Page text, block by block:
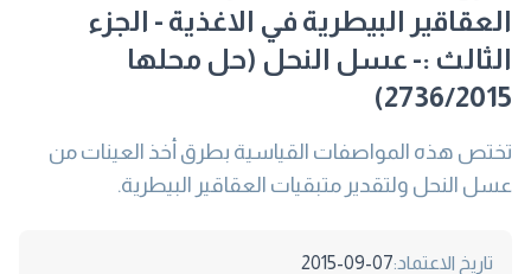
العقاقير البيطرية في الاغذية - الجزء
الثالث :- عسل النحل (حل محلها
2736/2015)
تختص هذه المواصفات القياسية بطرق أخذ العينات من
عسل النحل ولتقدير متبقيات العقاقير البيطرية.
تاريخ الاعتماد:2015-09-07